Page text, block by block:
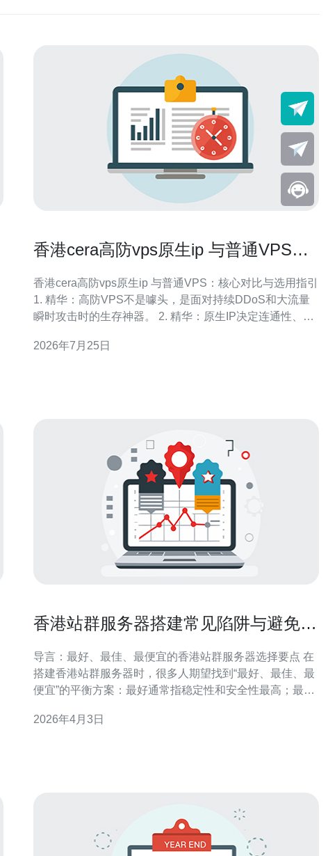
香港cera高防vps原生ip 与普通VPS的
香港cera高防vps原生ip 与普通VPS：核心对比与选用指引
1. 精华：高防VPS不是噱头，是面对持续DDoS和大流量
瞬时攻击时的生存神器。 2. 精华：原生IP决定连通性、可
3. 精华：若你的业务承受损失超出可容忍阈值，必须立刻
2026年7月25日
香港站群服务器搭建常见陷阱与避免措
导言：最好、最佳、最便宜的香港站群服务器选择要点 在
搭建香港站群服务器时，很多人期望找到“最好、最佳、最
便宜”的平衡方案：最好通常指稳定性和安全性最高；最佳
量。选择时要综合考量带宽质量、IP资源可用性、延迟与
2026年4月3日